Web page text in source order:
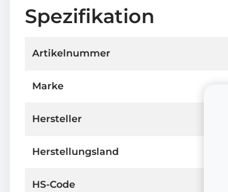
Spezifikation
Artikelnummer
Marke
Hersteller
Herstellungsland
HS-Code